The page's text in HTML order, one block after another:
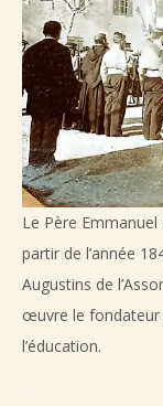
Le Père
partir de l’année
Augustins de
œuvre le fondateur
l’éducation.